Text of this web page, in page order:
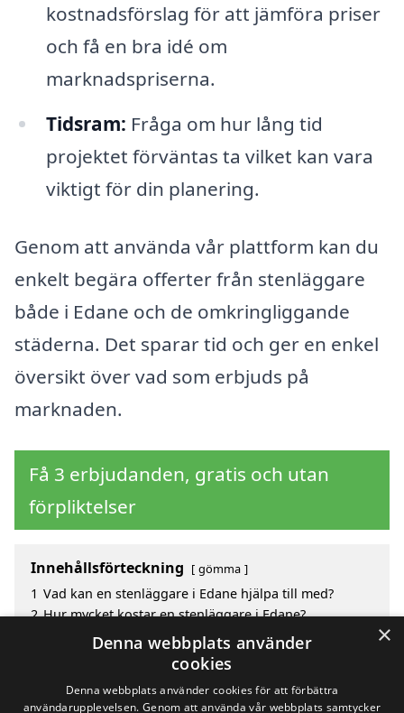
kostnadsförslag för att jämföra priser
och få en bra idé om
marknadspriserna.
Tidsram: Fråga om hur lång tid
projektet förväntas ta vilket kan vara
viktigt för din planering.
Genom att använda vår plattform kan du
enkelt begära offerter från stenläggare
både i Edane och de omkringliggande
städerna. Det sparar tid och ger en enkel
översikt över vad som erbjuds på
marknaden.
Få 3 erbjudanden, gratis och utan
förpliktelser
Innehållsförteckning gömma
1 Vad kan en stenläggare i Edane hjälpa till med?
2 Hur mycket kostar en stenläggare i Edane?
Fördelar med att välja stenläggare i Edane
Sök efter en skicklig stenläggare i de omgivande
×
Denna webbplats använder
cookies
Denna webbplats använder cookies för att förbättra
användarupplevelsen. Genom att använda vår webbplats samtycker